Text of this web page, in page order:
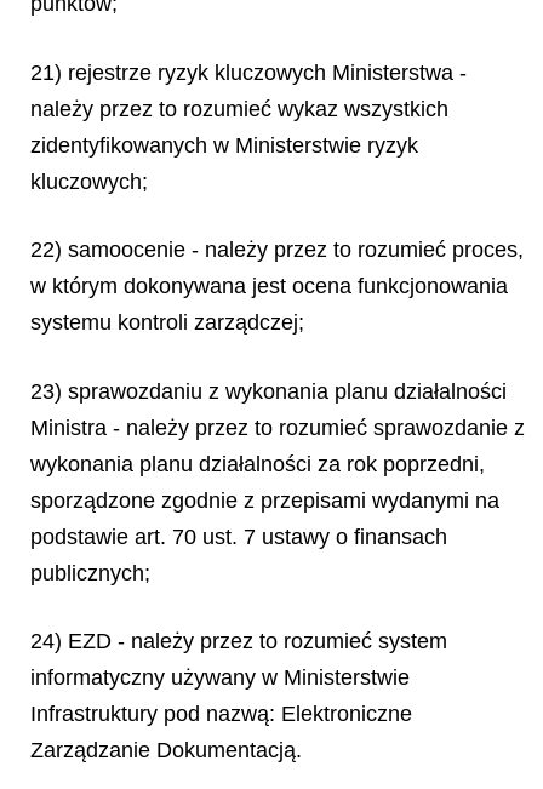
21) rejestrze ryzyk kluczowych Ministerstwa -
należy przez to rozumieć wykaz wszystkich
zidentyfikowanych w Ministerstwie ryzyk
kluczowych;
22) samoocenie - należy przez to rozumieć proces,
w którym dokonywana jest ocena funkcjonowania
systemu kontroli zarządczej;
23) sprawozdaniu z wykonania planu działalności
Ministra - należy przez to rozumieć sprawozdanie z
wykonania planu działalności za rok poprzedni,
sporządzone zgodnie z przepisami wydanymi na
podstawie art. 70 ust. 7 ustawy o finansach
publicznych;
24) EZD - należy przez to rozumieć system
informatyczny używany w Ministerstwie
Infrastruktury pod nazwą: Elektroniczne
Zarządzanie Dokumentacją.